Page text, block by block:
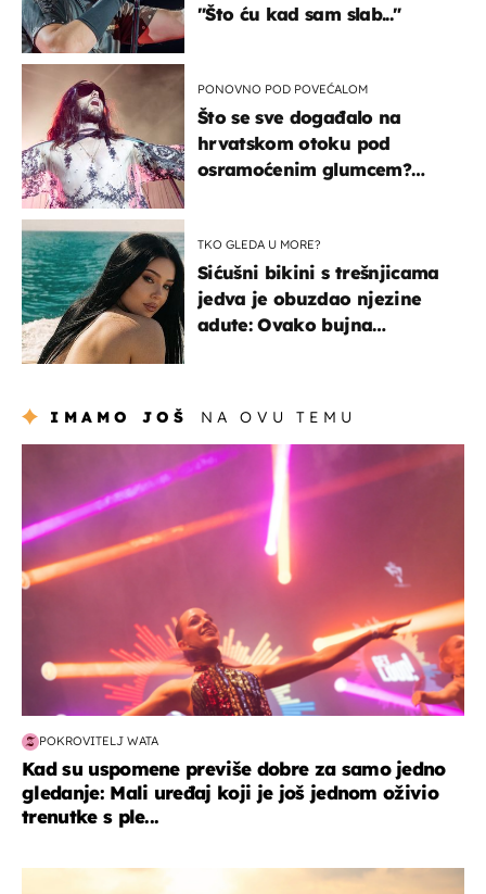
"Što ću kad sam slab..."
PONOVNO POD POVEĆALOM
Što se sve događalo na
hrvatskom otoku pod
osramoćenim glumcem?
TKO GLEDA U MORE?
Sićušni bikini s trešnjicama
jedva je obuzdao njezine
adute: Ovako bujna
IMAMO JOŠ NA OVU TEMU
POKROVITELJ WATA
Kad su uspomene previše dobre za samo jedno
gledanje: Mali uređaj koji je još jednom oživio
trenutke s ple...